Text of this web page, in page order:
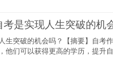
是实现人生突破的机
生突破的机会吗？【摘要】自考
他们可以获得更高的学历，提升